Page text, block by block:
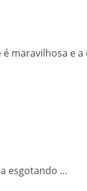
maravilhosa e
esgotando …